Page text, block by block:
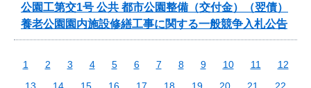
公園工第交1号 公共 都市公園整備（交付金）（翌債）
養老公園園内施設修繕工事に関する一般競争入札公告
1 2 3 4 5 6 7 8 9 10 11
12